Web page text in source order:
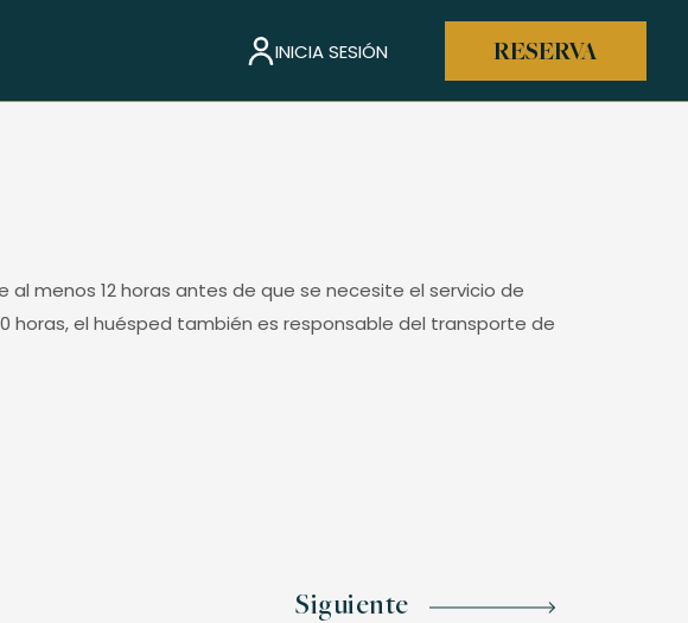
INICIA SESIÓN RESERVA
menos 12 horas antes de que se necesite el servicio de
horas, el huésped también es responsable del transporte de
Siguiente